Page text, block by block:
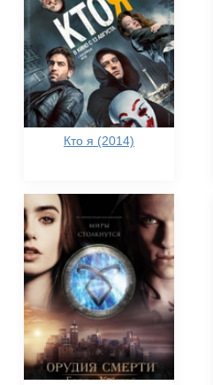
Кто я (2014)